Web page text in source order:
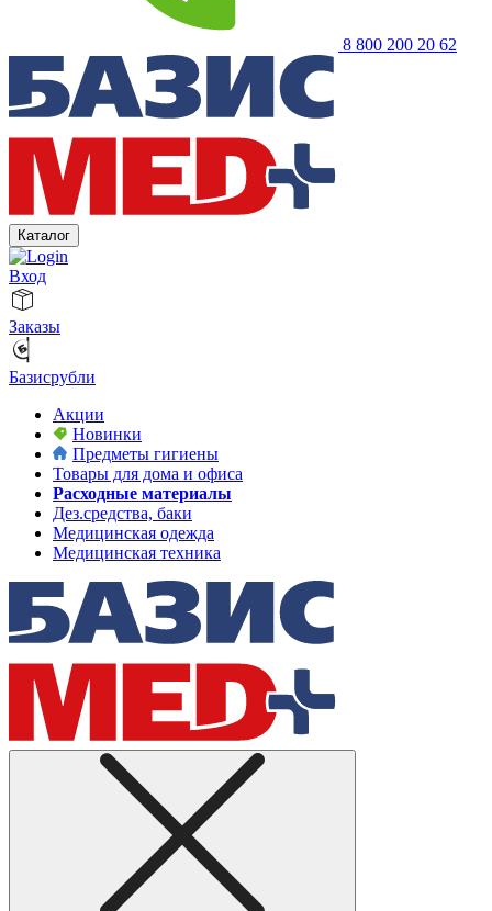
8 800 200 20 62
Каталог
Вход
Заказы
Базисрубли
Акции
Новинки
Предметы гигиены
Товары для дома и офиса
Расходные материалы
Дез.средства, баки
Медицинская одежда
Медицинская техника